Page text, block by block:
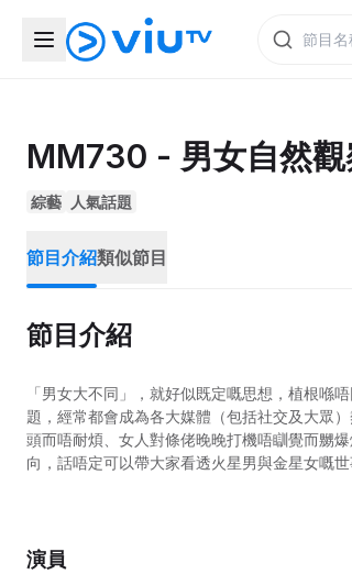
MM730 - 男女自然觀
綜藝 人氣話題
節目介紹類似節目
節目介紹
「男女大不同」，就好似既定嘅思想，植根喺
題，經常都會成為各大媒體（包括社交及大眾
頭而唔耐煩、女人對條佬晚晚打機唔瞓覺而嬲
向，話唔定可以帶大家看透火星男與金星女嘅世
演員